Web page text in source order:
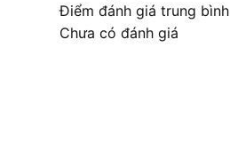
Điểm đánh giá trung bình
Chưa có đánh giá